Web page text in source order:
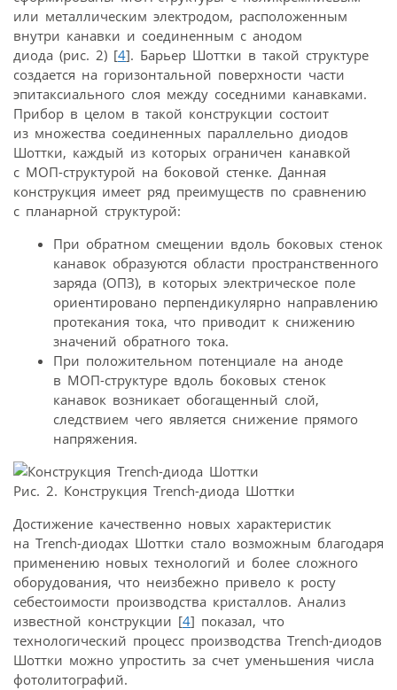
или металлическим электродом, расположенным
внутри канавки и соединенным с анодом
диода (рис. 2) [4]. Барьер Шоттки в такой структуре
создается на горизонтальной поверхности части
эпитаксиального слоя между соседними канавками.
Прибор в целом в такой конструкции состоит
из множества соединенных параллельно диодов
Шоттки, каждый из которых ограничен канавкой
с МОП-структурой на боковой стенке. Данная
конструкция имеет ряд преимуществ по сравнению
с планарной структурой:
При обратном смещении вдоль боковых стенок
канавок образуются области пространственного
заряда (ОПЗ), в которых электрическое поле
ориентировано перпендикулярно направлению
протекания тока, что приводит к снижению
значений обратного тока.
При положительном потенциале на аноде
в МОП-структуре вдоль боковых стенок
канавок возникает обогащенный слой,
следствием чего является снижение прямого
напряжения.
Рис. 2. Конструкция Trench-диода Шоттки
Достижение качественно новых характеристик
на Trench-диодах Шоттки стало возможным благодаря
применению новых технологий и более сложного
оборудования, что неизбежно привело к росту
себестоимости производства кристаллов. Анализ
известной конструкции [4] показал, что
технологический процесс производства Trench-диодов
Шоттки можно упростить за счет уменьшения числа
фотолитографий.